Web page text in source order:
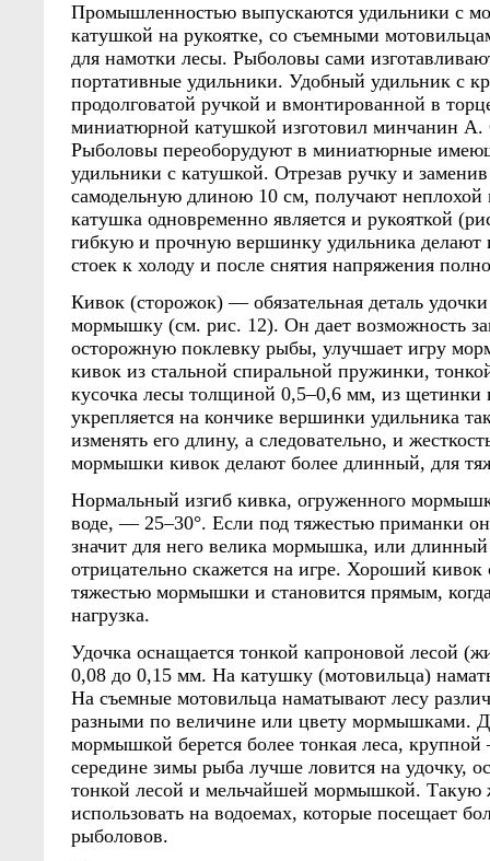
Промышленностью выпускаются удильники с
катушкой на рукоятке, со съемными
для намотки лесы. Рыболовы сами
портативные удильники. Удобный удильник с
продолговатой ручкой и вмонтированной в
миниатюрной катушкой изготовил минчанин
Рыболовы переоборудуют в миниатюрные
удильники с катушкой. Отрезав ручку и
самодельную длиною 10 см, получают неплохой
катушка одновременно является и рукояткой
гибкую и прочную вершинку удильника делают
стоек к холоду и после снятия напряжения
Кивок (сторожок) — обязательная деталь
мормышку (см. рис. 12). Он дает возможность
осторожную поклевку рыбы, улучшает игру
кивок из стальной спиральной пружинки,
кусочка лесы толщиной 0,5–0,6 мм, из щетинки
укрепляется на кончике вершинки удильника
изменять его длину, а следовательно, и
мормышки кивок делают более длинный, для
Нормальный изгиб кивка, огруженного
воде, — 25–30°. Если под тяжестью приманки он
значит для него велика мормышка, или
отрицательно скажется на игре. Хороший кивок
тяжестью мормышки и становится прямым,
нагрузка.
Удочка оснащается тонкой капроновой лесой
0,08 до 0,15 мм. На катушку (мотовильца)
На съемные мотовильца наматывают лесу
разными по величине или цвету мормышками.
мормышкой берется более тонкая леса,
середине зимы рыба лучше ловится на удочку,
тонкой лесой и мельчайшей мормышкой. Такую
использовать на водоемах, которые посещает
рыболовов.